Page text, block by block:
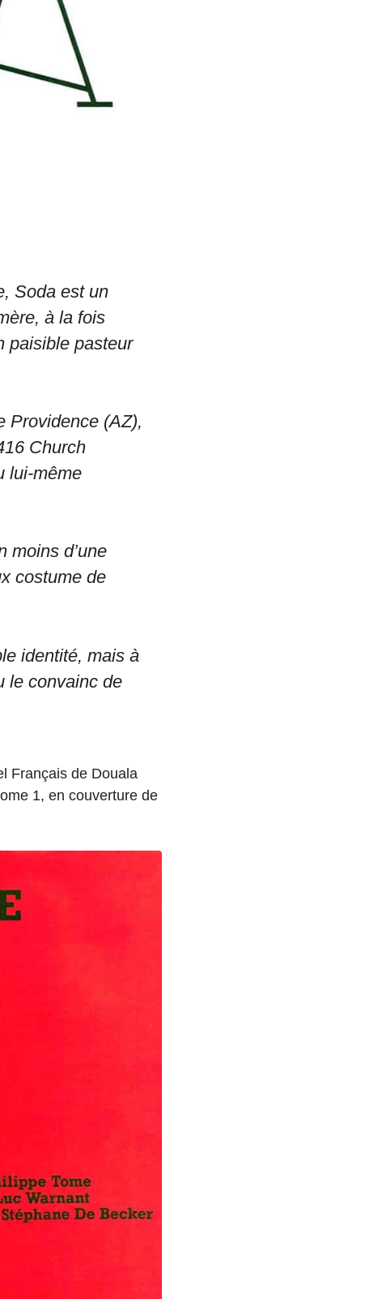
Soda est un
à la fois
paisible pasteur
Providence (AZ),
Church
lui-même
moins d’une
costume de
identité, mais à
le convainc de
Français de Douala
1, en couverture de